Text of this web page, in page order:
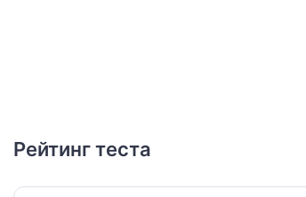
Рейтинг теста